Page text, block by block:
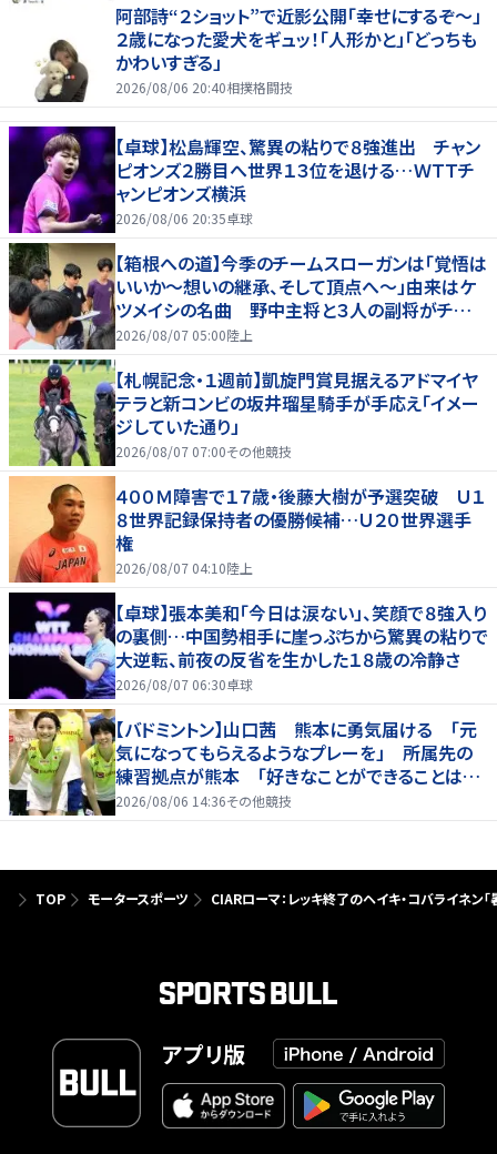
阿部詩“２ショット”で近影公開「幸せにするぞ〜」
２歳になった愛犬をギュッ！「人形かと」「どっちも
かわいすぎる」
2026/08/06 20:40相撲格闘技
【卓球】松島輝空、驚異の粘りで８強進出 チャン
ピオンズ２勝目へ世界１３位を退ける…ＷＴＴチ
ャンピオンズ横浜
2026/08/06 20:35卓球
【箱根への道】今季のチームスローガンは「覚悟は
いいか～想いの継承、そして頂点へ～」由来はケ
ツメイシの名曲 野中主将と３人の副将がチーム
を引っ張る…夏合宿特集第１弾、国学院大
2026/08/07 05:00陸上
【札幌記念・１週前】凱旋門賞見据えるアドマイヤ
テラと新コンビの坂井瑠星騎手が手応え「イメー
ジしていた通り」
2026/08/07 07:00その他競技
４００Ｍ障害で１７歳・後藤大樹が予選突破 Ｕ１
８世界記録保持者の優勝候補…Ｕ２０世界選手
権
2026/08/07 04:10陸上
【卓球】張本美和「今日は涙ない」、笑顔で８強入り
の裏側…中国勢相手に崖っぷちから驚異の粘りで
大逆転、前夜の反省を生かした１８歳の冷静さ
2026/08/07 06:30卓球
【バドミントン】山口茜 熊本に勇気届ける 「元
気になってもらえるようなプレーを」 所属先の
練習拠点が熊本 「好きなことができることは当
たり前じゃない」
2026/08/06 14:36その他競技
TOP モータースポーツ CIARローマ：レッキ終了のヘイキ・コバライネン
アプリ版